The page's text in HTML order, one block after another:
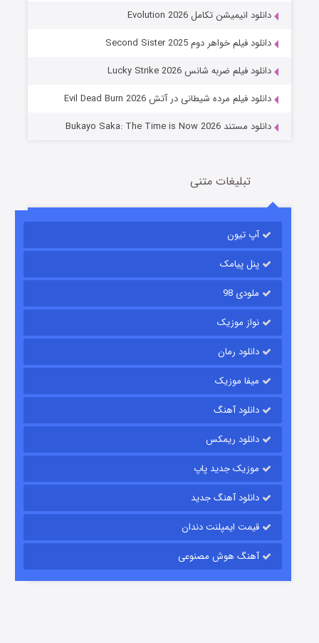
جادوگری در مغولستان
باب اسفنجی فصل ۱۷
قسمت6 (زیرنویس) منتشر شد
قسمت15 (دوبله) منتشر شد
دانلود انیمیشن تکامل Evolution 2026
دانلود فیلم خواهر دوم Second Sister 2025
دانلود فیلم ضربه شانس Lucky Strike 2026
دانلود فیلم مرده شیطانی در آتش Evil Dead Burn 2026
دانلود مستند Bukayo Saka: The Time is Now 2026
تبلیغات متنی
آپ تیون
پنل پیامک
ملودی 98
نواز موزیک
دانلود رمان
میفا موزیک
دانلود آهنگ
دانلود ریمکس
موزیک جدید پاپ
دانلود آهنگ جدید
قیمت ایمپلنت دندان
آهنگ هوش مصنوعی